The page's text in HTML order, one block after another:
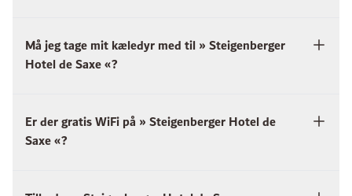
Må jeg tage mit kæledyr med til » Steigenberger
Hotel de Saxe «?
Er der gratis WiFi på » Steigenberger Hotel de
Saxe «?